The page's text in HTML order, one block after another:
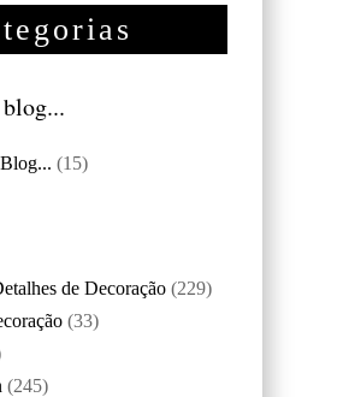
(15)
de Decoração (229)
(33)
(245)